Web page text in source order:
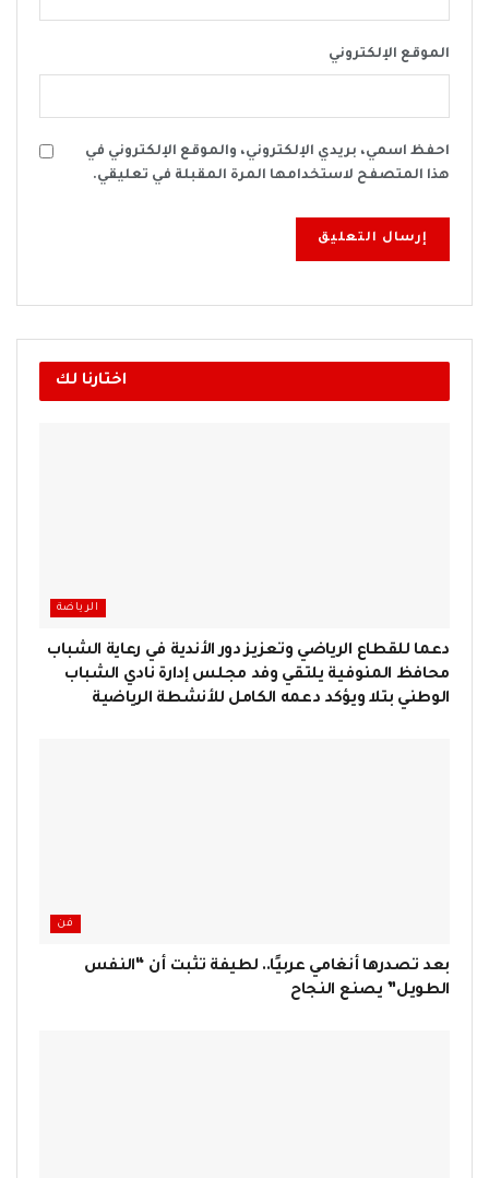
الموقع الإلكتروني
احفظ اسمي، بريدي الإلكتروني، والموقع الإلكتروني في
هذا المتصفح لاستخدامها المرة المقبلة في تعليقي.
اختارنا لك
الرياضة
دعما للقطاع الرياضي وتعزيز دور الأندية في رعاية الشباب
محافظ المنوفية يلتقي وفد مجلس إدارة نادي الشباب
الوطني بتلا ويؤكد دعمه الكامل للأنشطة الرياضية
فن
بعد تصدرها أنغامي عربيًا.. لطيفة تثبت أن “النفس
الطويل” يصنع النجاح